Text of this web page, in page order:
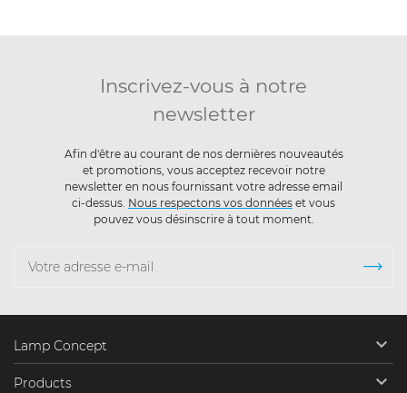
Inscrivez-vous à notre
newsletter
Afin d'être au courant de nos dernières nouveautés
et promotions, vous acceptez recevoir notre
newsletter en nous fournissant votre adresse email
ci-dessus. Nous respectons vos données et vous
pouvez vous désinscrire à tout moment.
Lamp Concept 
Products 